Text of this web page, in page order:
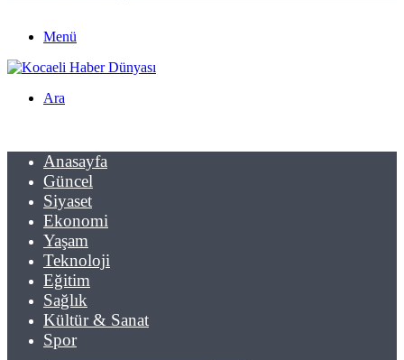
Menü
Ara
Anasayfa
Güncel
Siyaset
Ekonomi
Yaşam
Teknoloji
Eğitim
Sağlık
Kültür & Sanat
Spor